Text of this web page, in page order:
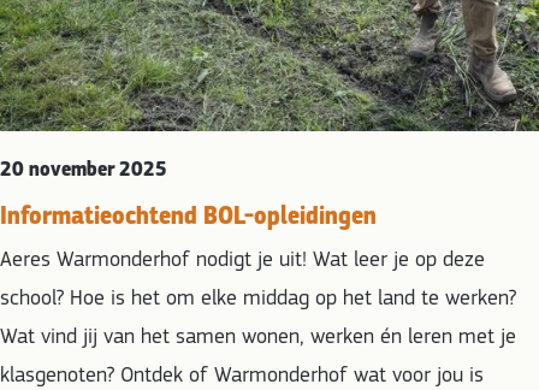
20 november 2025
Informatieochtend BOL-opleidingen
Aeres Warmonderhof nodigt je uit! Wat leer je op deze
school? Hoe is het om elke middag op het land te werken?
Wat vind jij van het samen wonen, werken én leren met je
klasgenoten? Ontdek of Warmonderhof wat voor jou is